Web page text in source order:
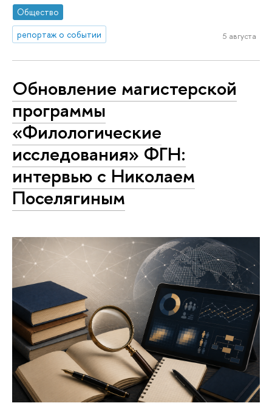
Общество
репортаж о событии
5 августа
Обновление магистерской
программы
«Филологические
исследования» ФГН:
интервью с Николаем
Поселягиным